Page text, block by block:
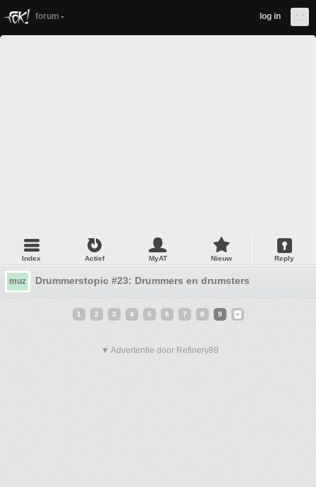
forum log in
Index Actief MyAT Nieuw Reply
muz Drummerstopic #23: Drummers en drumsters
1 2 3 4 5 6 7 8 9
▼ Advertentie door Refinery89